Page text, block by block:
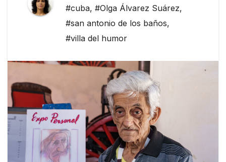
#cuba, #Olga Álvarez Suárez,
#san antonio de los baños,
#villa del humor